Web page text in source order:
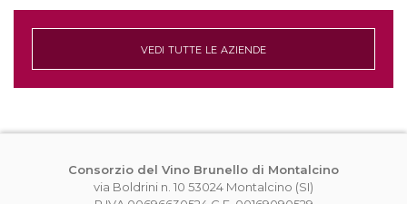
vedi tutte le aziende
Consorzio del Vino Brunello di Montalcino
via Boldrini n. 10 53024 Montalcino (SI)